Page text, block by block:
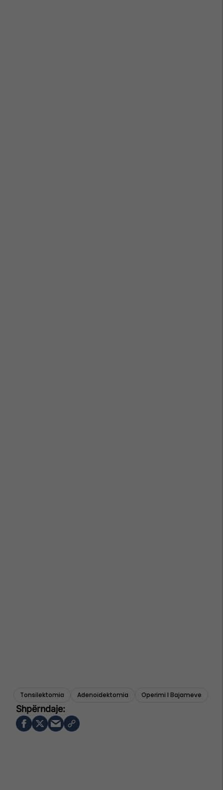
Tonsilektomia Adenoidektomia Operimi I Bajameve